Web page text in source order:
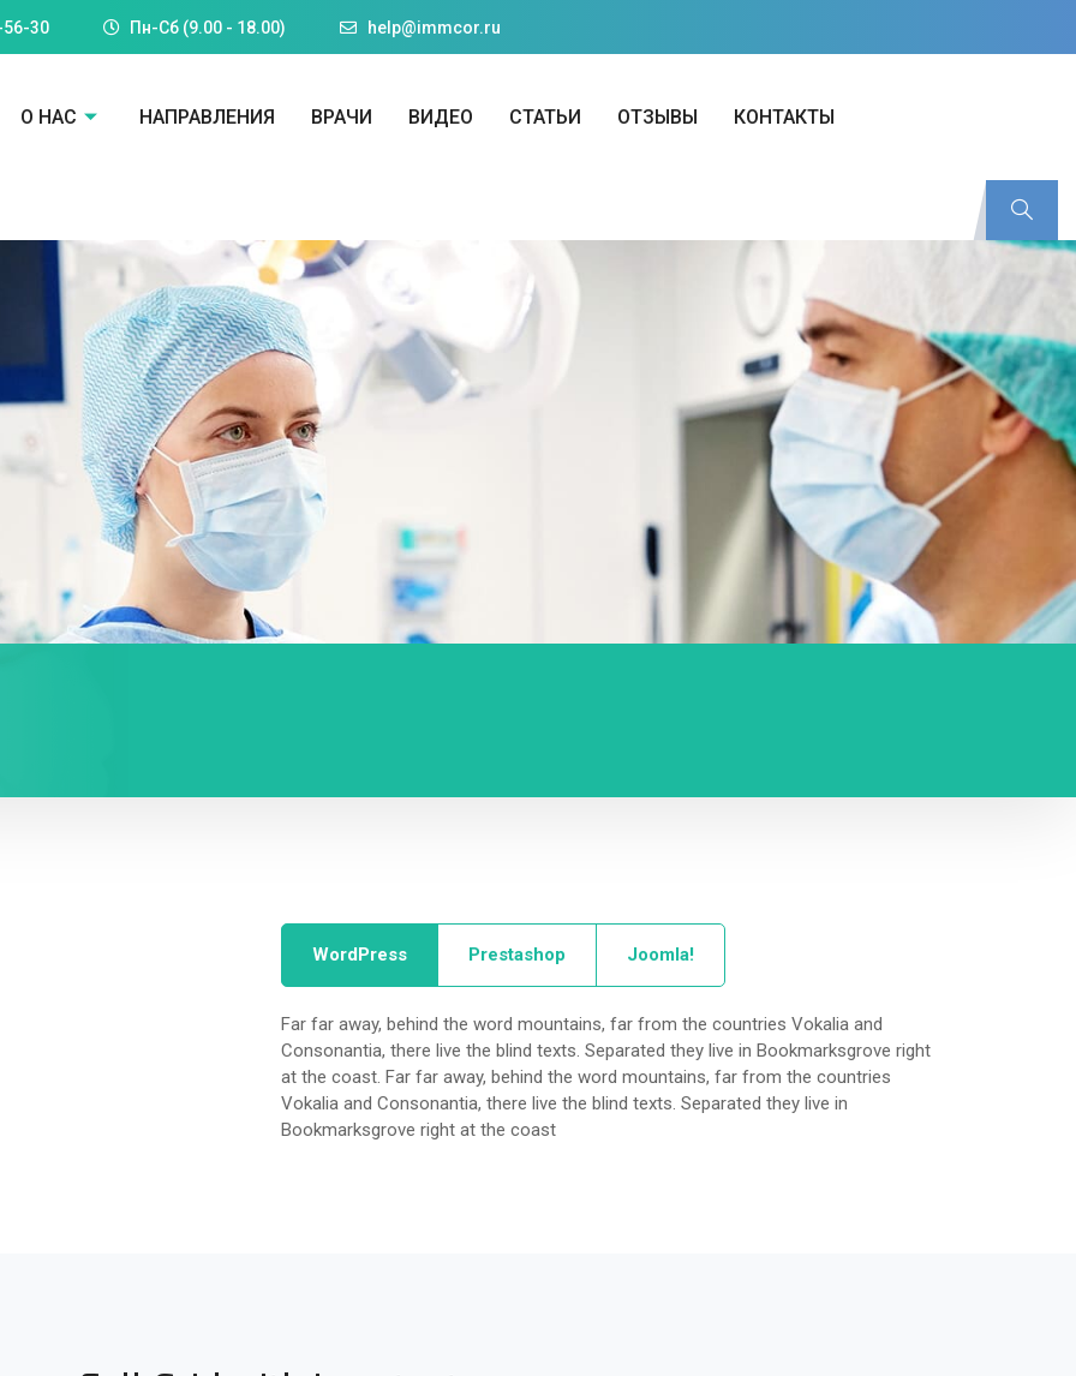
30 Пн-Cб (9.00 - 18.00) help@immcor.ru
О НАС НАПРАВЛЕНИЯ ВРАЧИ ВИДЕО СТАТЬИ ОТЗЫВЫ КОНТАКТЫ
WordPress Prestashop Joomla!
Far far away, behind the word mountains, far from the countries Vokalia and
Consonantia, there live the blind texts. Separated they live in Bookmarksgrove right
at the coast. Far far away, behind the word mountains, far from the countries
Vokalia and Consonantia, there live the blind texts. Separated they live in
Bookmarksgrove right at the coast